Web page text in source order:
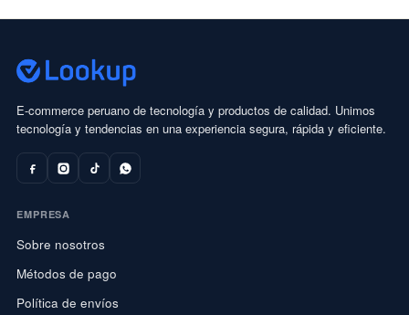
E-commerce peruano de tecnología y productos de calidad. Unimos
tecnología y tendencias en una experiencia segura, rápida y eficiente.
EMPRESA
Sobre nosotros
Métodos de pago
Política de envíos